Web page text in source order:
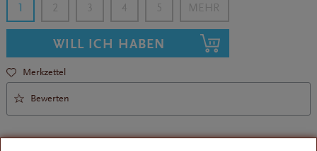
1 2 3 4 5
WILL ICH HABEN
Merkzettel
Bewerten